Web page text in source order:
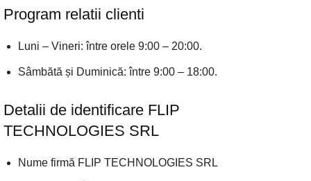
Program relatii clienti
Luni – Vineri: între orele 9:00 – 20:00.
Sâmbătă și Duminică: între 9:00 – 18:00.
Detalii de identificare FLIP
TECHNOLOGIES SRL
Nume firmă FLIP TECHNOLOGIES SRL